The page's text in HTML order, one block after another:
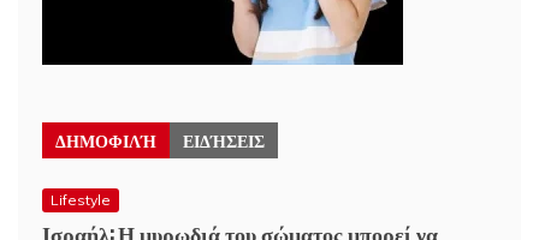
ΔΗΜΟΦΙΛΉ ΕΙΔΉΣΕΙΣ
Lifestyle
Ισραήλ: Η μυρωδιά του σώματος μπορεί να